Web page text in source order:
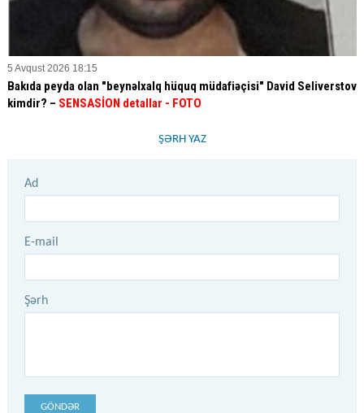
5 Avqust 2026 18:15
Bakıda peyda olan "beynəlxalq hüquq müdafiəçisi" David Seliverstov
kimdir? – SENSASİON detallar - FOTO
ŞƏRH YAZ
Ad
E-mail
Şərh
GÖNDƏR